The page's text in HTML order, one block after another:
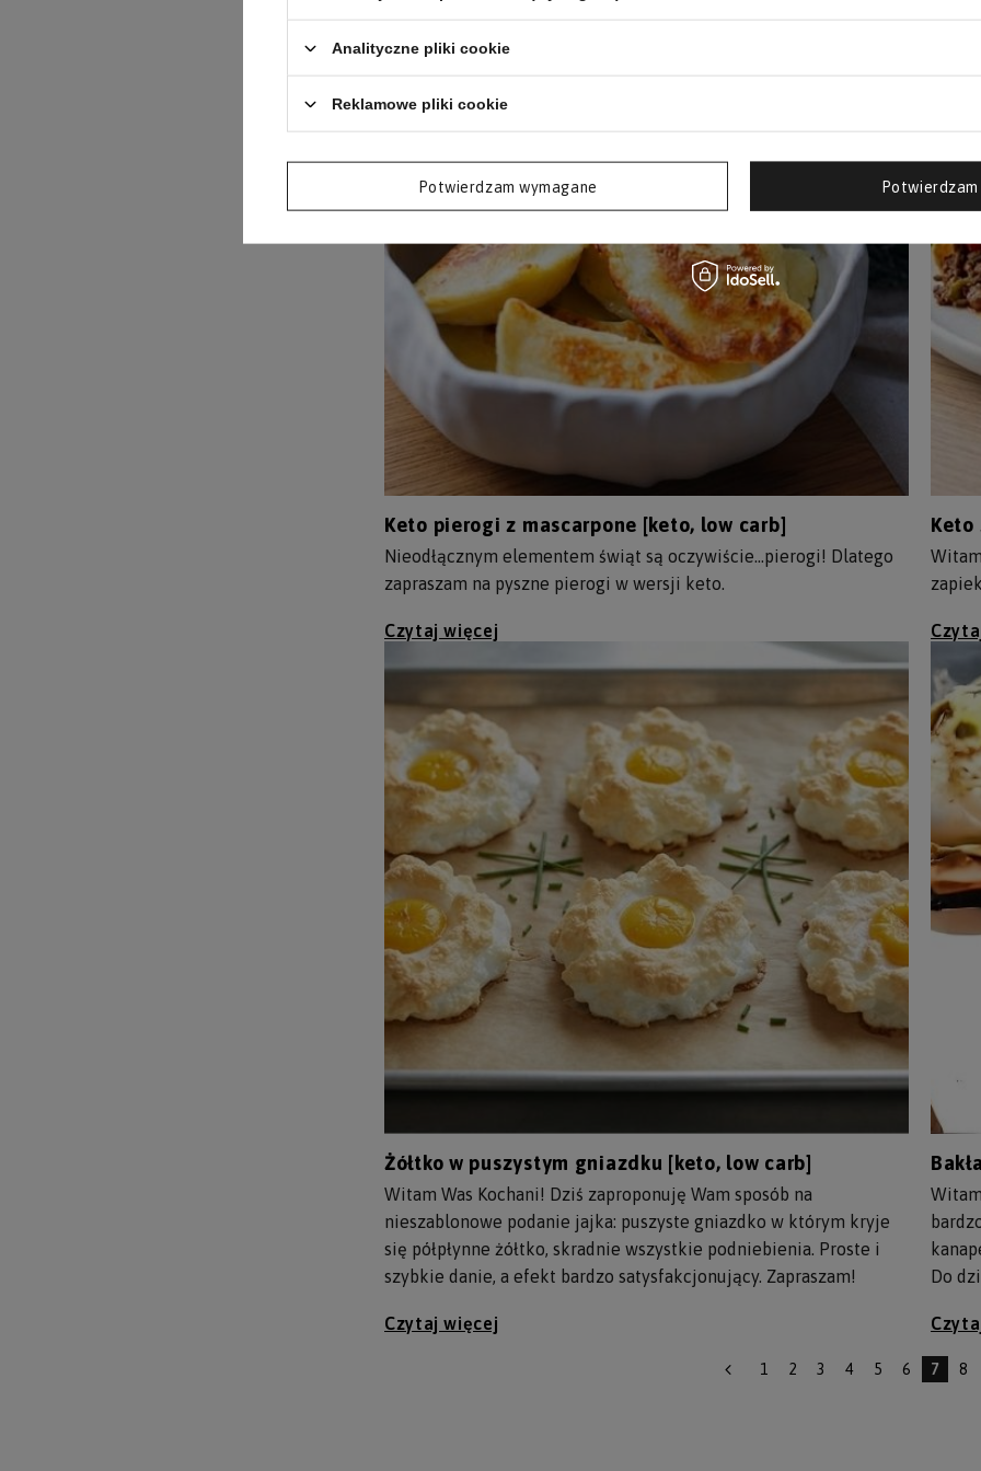
Keto pierogi z mascarpone [keto, low carb]
Nieodłącznym elementem świąt są oczywiście…pierogi! Dlatego
zapraszam na pyszne pierogi w wersji keto.
Czytaj więcej
Keto
Żółtko w puszystym gniazdku [keto, low carb]
Witam Was Kochani! Dziś zaproponuję Wam sposób na
nieszablonowe podanie jajka: puszyste gniazdko w którym kryje
się półpłynne żółtko, skradnie wszystkie podniebienia. Proste i
szybkie danie, a efekt bardzo satysfakcjonujący. Zapraszam!
Czytaj więcej
Do
1 2 3 4 5 6 7 8
Analityczne pliki cookie
Reklamowe pliki cookie
Potwierdzam wymagane